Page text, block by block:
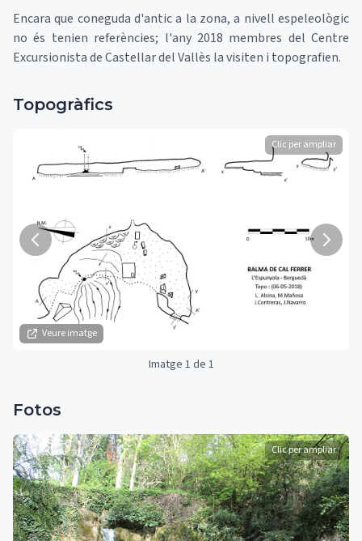
Encara que coneguda d'antic a la zona, a nivell espeleològic
no és tenien referències; l'any 2018 membres del Centre
Excursionista de Castellar del Vallès la visiten i topografien.
Topogràfics
Veure imatge
Clic per ampliar
Imatge 1 de 1
Fotos
Clic per ampliar